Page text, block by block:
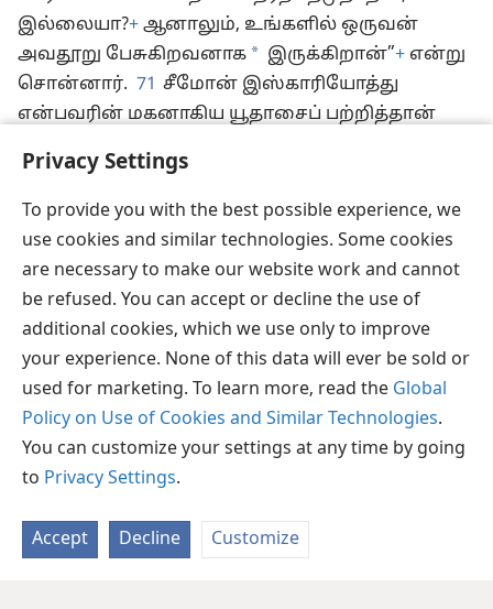
Privacy Settings
To provide you with the best possible experience, we
use cookies and similar technologies. Some cookies
are necessary to make our website work and cannot
be refused. You can accept or decline the use of
additional cookies, which we use only to improve
your experience. None of this data will ever be sold or
used for marketing. To learn more, read the Global
Policy on Use of Cookies and Similar Technologies.
You can customize your settings at any time by going
to Privacy Settings.
Accept Decline Customize
இல்லையா?+ ஆனாலும், உங்களில் ஒருவன்
அவதூறு பேசுகிறவனாக * இருக்கிறான்”+ என்று
சொன்னார். 71 சீமோன் இஸ்காரியோத்து
என்பவரின் மகனாகிய யூதாசைப் பற்றித்தான்
அந்தப் பன்னிரண்டு பேரில் ஒருவனாக இருந்தும்
அவரைக் காட்டிக்கொடுக்கவிருந்தான்.+
தமிழ் பகிரவும்
விருப்பங்கள்
Copyright © 2026 Watch Tower Bible and Tract Society of Pennsylvania